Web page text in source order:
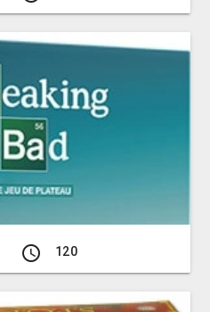
access_time 120